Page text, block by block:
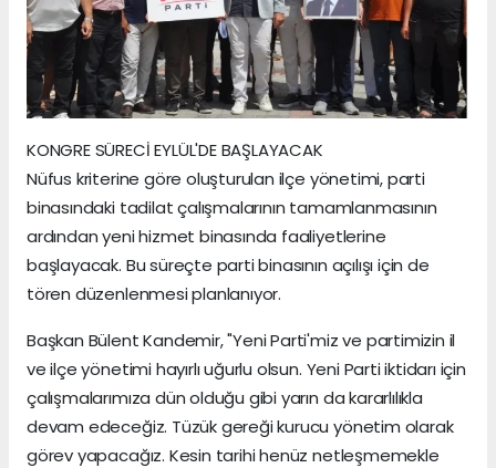
KONGRE SÜRECİ EYLÜL'DE BAŞLAYACAK
Nüfus kriterine göre oluşturulan ilçe yönetimi, parti
binasındaki tadilat çalışmalarının tamamlanmasının
ardından yeni hizmet binasında faaliyetlerine
başlayacak. Bu süreçte parti binasının açılışı için de
tören düzenlenmesi planlanıyor.
Başkan Bülent Kandemir, "Yeni Parti'miz ve partimizin il
ve ilçe yönetimi hayırlı uğurlu olsun. Yeni Parti iktidarı için
çalışmalarımıza dün olduğu gibi yarın da kararlılıkla
devam edeceğiz. Tüzük gereği kurucu yönetim olarak
görev yapacağız. Kesin tarihi henüz netleşmemekle